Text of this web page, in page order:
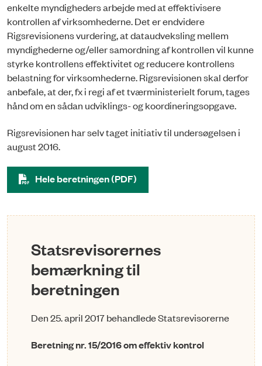
enkelte myndigheders arbejde med at effektivisere
kontrollen af virksomhederne. Det er endvidere
Rigsrevisionens vurdering, at dataudveksling mellem
myndighederne og/eller samordning af kontrollen vil kunne
styrke kontrollens effektivitet og reducere kontrollens
belastning for virksomhederne. Rigsrevisionen skal derfor
anbefale, at der, fx i regi af et tværministerielt forum, tages
hånd om en sådan udviklings- og koordineringsopgave.
Rigsrevisionen har selv taget initiativ til undersøgelsen i
august 2016.
Hele beretningen (PDF)
Statsrevisorernes
bemærkning til
beretningen
Den 25. april 2017 behandlede Statsrevisorerne
Beretning nr. 15/2016 om effektiv kontrol